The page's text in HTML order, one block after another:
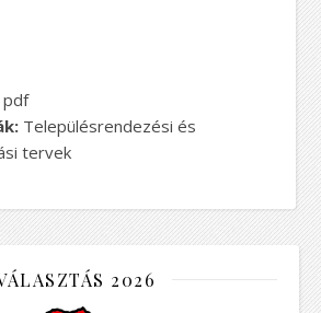
pdf
Településrendezési és
tervek
2026